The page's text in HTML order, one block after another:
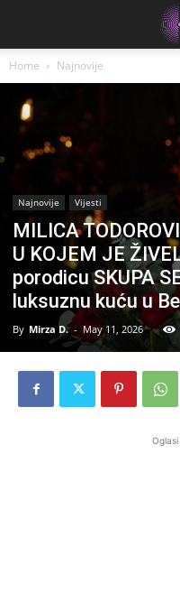
Home Najnovije
Najnovije Vijesti
MILICA
U KOJEM JE
porodicu SKUPA
luksuznu kuću u
By Mirza D. - May 11, 2026